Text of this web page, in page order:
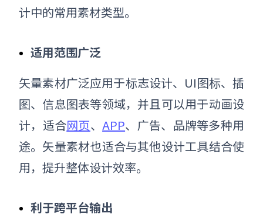
计中的常用素材类型。
适用范围广泛
矢量素材广泛应用于标志设计、UI图标、插
图、信息图表等领域，并且可以用于动画设
计，适合网页、APP、广告、品牌等多种用
途。矢量素材也适合与其他设计工具结合使
用，提升整体设计效率。
利于跨平台输出